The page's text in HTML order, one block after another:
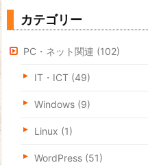
カテゴリー
PC・ネット関連 (102)
IT・ICT (49)
Windows (9)
Linux (1)
WordPress (51)